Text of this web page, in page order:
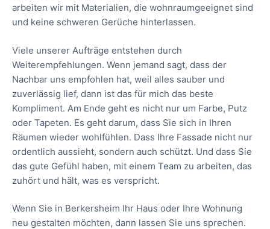
arbeiten wir mit Materialien, die wohnraumgeeignet sind
und keine schweren Gerüche hinterlassen.
Viele unserer Aufträge entstehen durch
Weiterempfehlungen. Wenn jemand sagt, dass der
Nachbar uns empfohlen hat, weil alles sauber und
zuverlässig lief, dann ist das für mich das beste
Kompliment. Am Ende geht es nicht nur um Farbe, Putz
oder Tapeten. Es geht darum, dass Sie sich in Ihren
Räumen wieder wohlfühlen. Dass Ihre Fassade nicht nur
ordentlich aussieht, sondern auch schützt. Und dass Sie
das gute Gefühl haben, mit einem Team zu arbeiten, das
zuhört und hält, was es verspricht.
Wenn Sie in Berkersheim Ihr Haus oder Ihre Wohnung
neu gestalten möchten, dann lassen Sie uns sprechen.